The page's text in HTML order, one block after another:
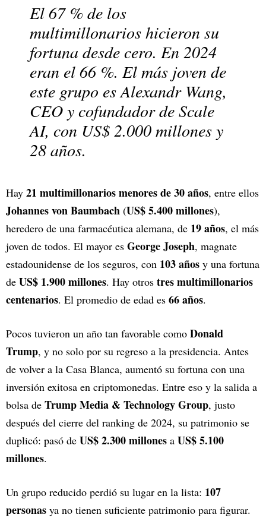
El 67 % de los
multimillonarios hicieron su
fortuna desde cero. En 2024
eran el 66 %. El más joven de
este grupo es Alexandr Wang,
CEO y cofundador de Scale
AI, con US$ 2.000 millones y
28 años.
Hay 21 multimillonarios menores de 30 años, entre ellos
Johannes von Baumbach (US$ 5.400 millones),
heredero de una farmacéutica alemana, de 19 años, el más
joven de todos. El mayor es George Joseph, magnate
estadounidense de los seguros, con 103 años y una fortuna
de US$ 1.900 millones. Hay otros tres multimillonarios
centenarios. El promedio de edad es 66 años.
Pocos tuvieron un año tan favorable como Donald
Trump, y no solo por su regreso a la presidencia. Antes
de volver a la Casa Blanca, aumentó su fortuna con una
inversión exitosa en criptomonedas. Entre eso y la salida a
bolsa de Trump Media & Technology Group, justo
después del cierre del ranking de 2024, su patrimonio se
duplicó: pasó de US$ 2.300 millones a US$ 5.100
millones.
Un grupo reducido perdió su lugar en la lista: 107
personas ya no tienen suficiente patrimonio para figurar.